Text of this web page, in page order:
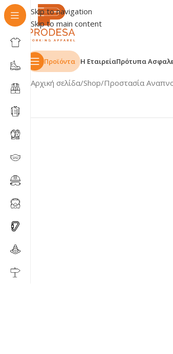
Skip to navigation
Skip to main content
Προϊόντα Η ΕταιρείαΠρότυπα
Αρχική σελίδα Shop Προστασία